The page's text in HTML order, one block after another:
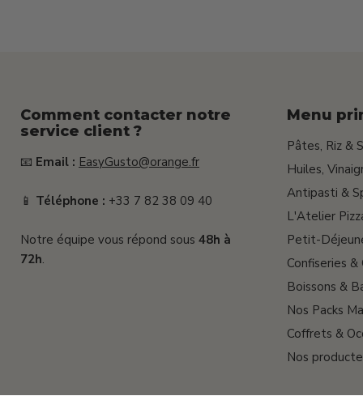
Comment contacter notre
service client ?
📧 Email : EasyGusto@orange.fr
📱 Téléphone : +33 7 82 38 09 40
Notre équipe vous répond sous 48h à
72h.
Menu
Pâtes, Riz &
Huiles,
Antipasti &
L'Atelier
Petit-
Confiseries
Boissons &
Nos Packs
Coffrets &
Nos